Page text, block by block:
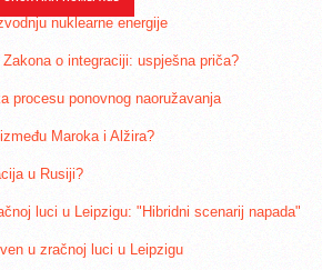
nuklearne energije
o integraciji: uspješna priča?
procesu ponovnog naoružavanja
Maroka i Alžira?
u Rusiji?
luci u Leipzigu: "Hibridni scenarij napada"
u zračnoj luci u Leipzigu